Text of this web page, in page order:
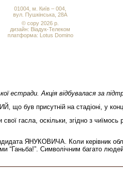
01004, м. Київ – 004,
вул. Пушкінська, 28А
© copy 2026 р.
дизайн: Віадук-Телеком
платформа: Lotus Domino
естради. Акція відбувалася
що був присутній на стадіоні, у
оскільки, згідно з чиїмось
ЯНУКОВИЧА. Коли керівник
“Ганьба!”. Символічним багато